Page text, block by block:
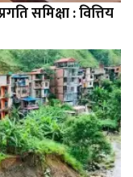
समिक्षा : वित्तिय